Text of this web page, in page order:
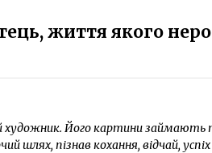
життя якого
Його картини займають
шлях, пізнав кохання, відчай,